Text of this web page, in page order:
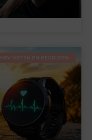
HRV METEN EN BEGRIJPEN